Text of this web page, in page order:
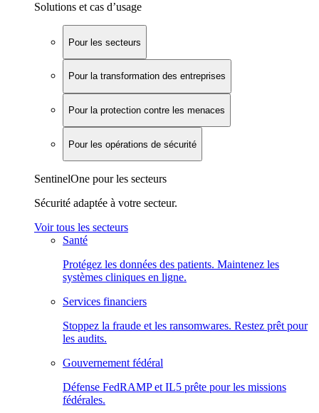
Solutions et cas d’usage
Pour les secteurs
Pour la transformation des entreprises
Pour la protection contre les menaces
Pour les opérations de sécurité
SentinelOne pour les secteurs
Sécurité adaptée à votre secteur.
Voir tous les secteurs
Santé
Protégez les données des patients. Maintenez les
systèmes cliniques en ligne.
Services financiers
Stoppez la fraude et les ransomwares. Restez prêt pour
les audits.
Gouvernement fédéral
Défense FedRAMP et IL5 prête pour les missions
fédérales.